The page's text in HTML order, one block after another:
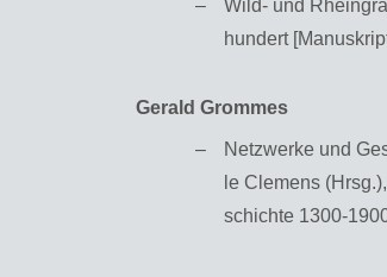
Wild- und
hun­dert
Ge­rald Grom­mes
Netz­wer­ke und
le Cle­mens
schich­te 1300-